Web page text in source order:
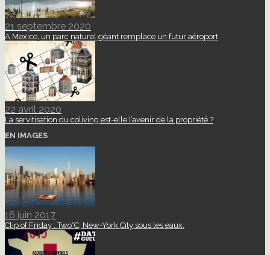
21 septembre 2020
A Mexico, un parc naturel géant remplace un futur aéroport
22 avril 2020
La servitisation du coliving est-elle l’avenir de la propriété ?
EN IMAGES
16 juin 2017
Clip of Friday : Two°C, New-York City sous les eaux.